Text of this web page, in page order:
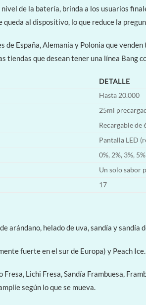
de la batería, brinda a los usuarios
al dispositivo, lo que reduce la
España, Alemania y Polonia que
tiendas que desean tener una línea
DETALLE
Hasta 20.000
25ml
Recargable de
Pantalla LED
0%, 2%, 3%, 5%
Un solo sabor
17
arándano, helado de uva, sandía y sandía
fuerte en el sur de Europa) y Peach
Fresa, Lichi Fresa, Sandía Frambuesa,
según lo que se mueva.